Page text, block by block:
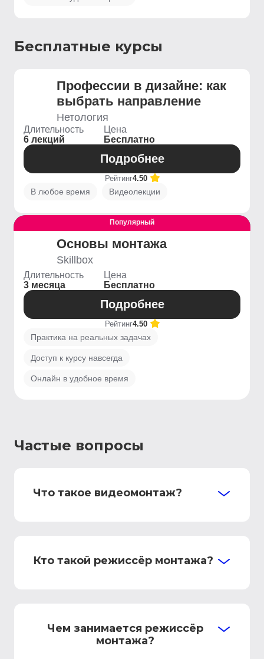
Бесплатные курсы
Профессии в дизайне: как
выбрать направление
Нетология
Длительность
6 лекций
Цена
Бесплатно
Подробнее
Рейтинг4.50
В любое время Видеолекции
Выгодный
Популярный
Основы монтажа
Skillbox
Длительность
3 месяца
Цена
Бесплатно
Подробнее
Рейтинг4.50
Практика на реальных задачах
Доступ к курсу навсегда
Онлайн в удобное время
Частые вопросы
Что такое видеомонтаж?
Кто такой режиссёр монтажа?
Чем занимается режиссёр
монтажа?